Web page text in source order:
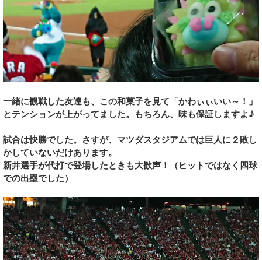
一緒に観戦した友達も、この和菓子を見て「かわぃぃいい～！」
とテンションが上がってました。もちろん、味も保証しますよ♪
試合は快勝でした。さすが、マツダスタジアムでは巨人に２敗し
かしていないだけあります。
新井選手が代打で登場したときも大歓声！（ヒットではなく四球
での出塁でした）